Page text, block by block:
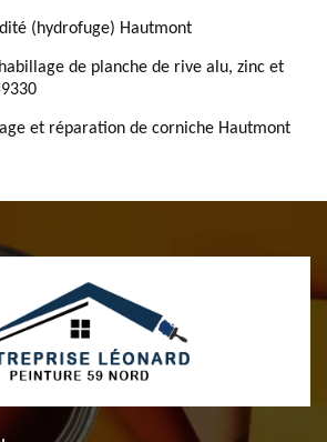
(hydrofuge) Hautmont
de planche de rive alu, zinc et
et réparation de corniche Hautmont